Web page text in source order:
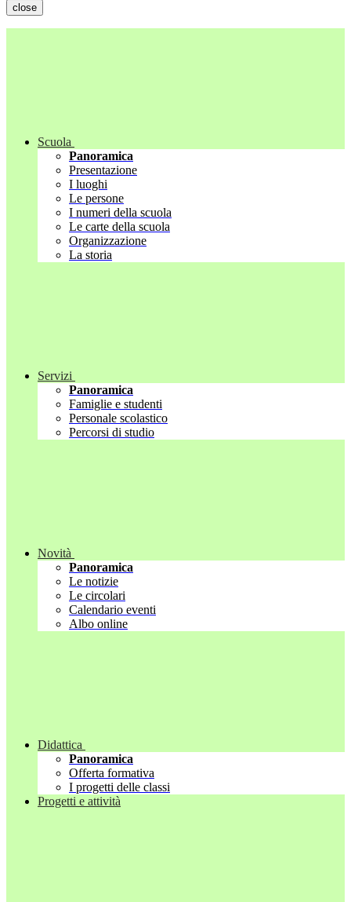
close
Scuola
Panoramica
Presentazione
I luoghi
Le persone
I numeri della scuola
Le carte della scuola
Organizzazione
La storia
Servizi
Panoramica
Famiglie e studenti
Personale scolastico
Percorsi di studio
Novità
Panoramica
Le notizie
Le circolari
Calendario eventi
Albo online
Didattica
Panoramica
Offerta formativa
I progetti delle classi
Progetti e attività